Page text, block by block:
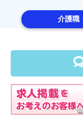
介護職